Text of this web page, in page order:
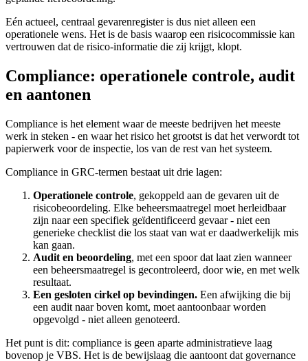
Eén actueel, centraal gevarenregister is dus niet alleen een
operationele wens. Het is de basis waarop een risicocommissie kan
vertrouwen dat de risico-informatie die zij krijgt, klopt.
Compliance: operationele controle, audit
en aantonen
Compliance is het element waar de meeste bedrijven het meeste
werk in steken - en waar het risico het grootst is dat het verwordt tot
papierwerk voor de inspectie, los van de rest van het systeem.
Compliance in GRC-termen bestaat uit drie lagen:
Operationele controle, gekoppeld aan de gevaren uit de
risicobeoordeling. Elke beheersmaatregel moet herleidbaar
zijn naar een specifiek geïdentificeerd gevaar - niet een
generieke checklist die los staat van wat er daadwerkelijk mis
kan gaan.
Audit en beoordeling, met een spoor dat laat zien wanneer
een beheersmaatregel is gecontroleerd, door wie, en met welk
resultaat.
Een gesloten cirkel op bevindingen. Een afwijking die bij
een audit naar boven komt, moet aantoonbaar worden
opgevolgd - niet alleen genoteerd.
Het punt is dit: compliance is geen aparte administratieve laag
bovenop je VBS. Het is de bewijslaag die aantoont dat governance